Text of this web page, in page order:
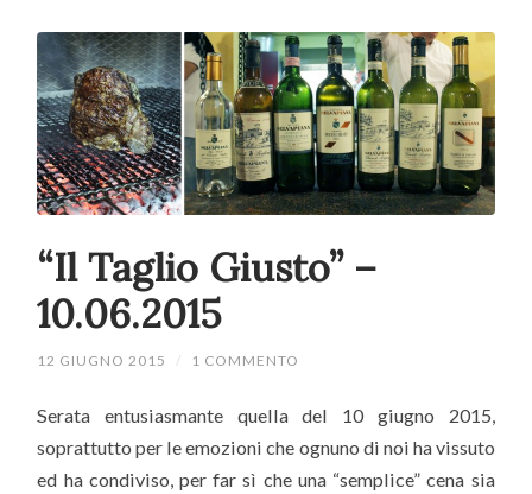
“Il Taglio Giusto” –
10.06.2015
12 GIUGNO 2015 / 1 COMMENTO
Serata entusiasmante quella del 10 giugno 2015,
soprattutto per le emozioni che ognuno di noi ha vissuto
ed ha condiviso, per far sì che una “semplice” cena sia